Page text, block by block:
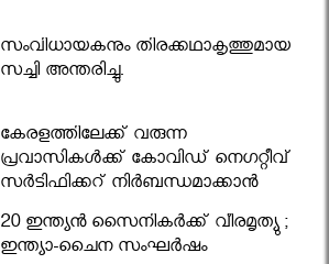
സംവിധായകനും തിരക്കഥാകൃത്തുമായ
സച്ചി അന്തരിച്ചു.
കേരളത്തിലേക്ക് വരുന്ന
പ്രവാസികള്‍ക്ക് കോവിഡ് നെഗറ്റീവ്
സര്‍ട്ടിഫിക്കറ്റ് നിർബന്ധമാക്കാൻ
മന്ത്രിസഭ
20 ഇന്ത്യൻ സൈനികർക്ക് വീരമൃത്യു ;
ഇന്ത്യാ-ചൈന സംഘർഷം